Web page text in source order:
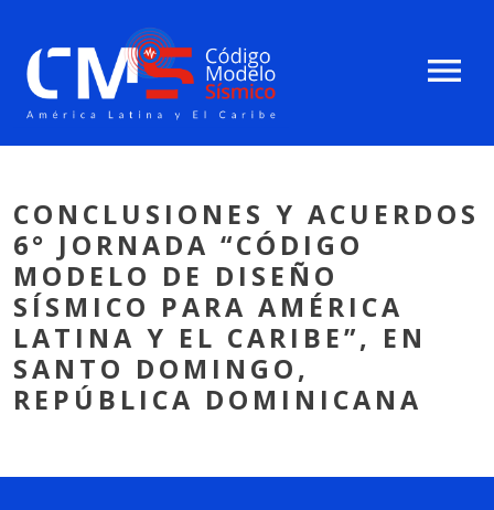
menu
CONCLUSIONES Y ACUERDOS
6° JORNADA “CÓDIGO
MODELO DE DISEÑO
SÍSMICO PARA AMÉRICA
LATINA Y EL CARIBE”, EN
SANTO DOMINGO,
REPÚBLICA DOMINICANA